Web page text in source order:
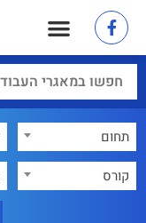
תחום
קורס